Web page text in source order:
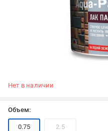
Нет в наличии
Объем:
0.75 2.5